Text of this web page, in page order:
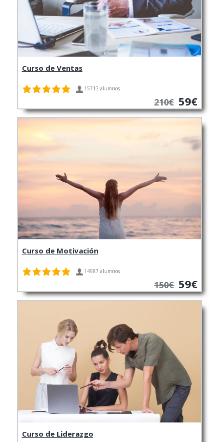
Curso de Ventas
15713 alumnos
210€ 59€
Curso de Motivación
14987 alumnos
150€ 59€
Curso de Liderazgo